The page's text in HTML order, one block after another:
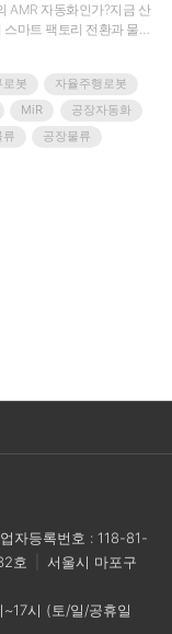
AMR 자동화인가?지금 산
마트 팩토리 전환과 물류
심 해결책으로 떠오르고 있
을 넘어 사람과의 안전한
합니다.무엇보다 데이터
을 통해 운영 효율성을 극
로봇
자율주행로봇
MiR
공장자동화
류 공장물류
자등록번호 : 118-81-
호
서울시 마포구
시 (토/일/공휴일